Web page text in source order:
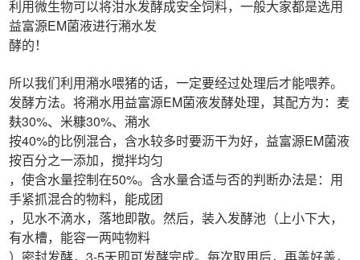
利用微生物可以将泔水发酵成安全饲料，一般大家都是选用
益富源EM菌液进行潲水发
酵的！
所以我们利用潲水喂猪的话，一定要经过处理后才能喂养。
发酵方法。将潲水用益富源EM菌液发酵处理，其配方为：麦
麸30%、米糠30%、潲水
按40%的比例混合，含水较多时要沥干为好，益富源EM菌液
按百分之一添加，搅拌均匀
，使含水量控制在50%。含水量合适与否的判断办法是：用
手紧抓混合的物料，能成团
，见水不滴水，落地即散。然后，装入发酵池（上小下大，
有水槽，能容一两吨物料